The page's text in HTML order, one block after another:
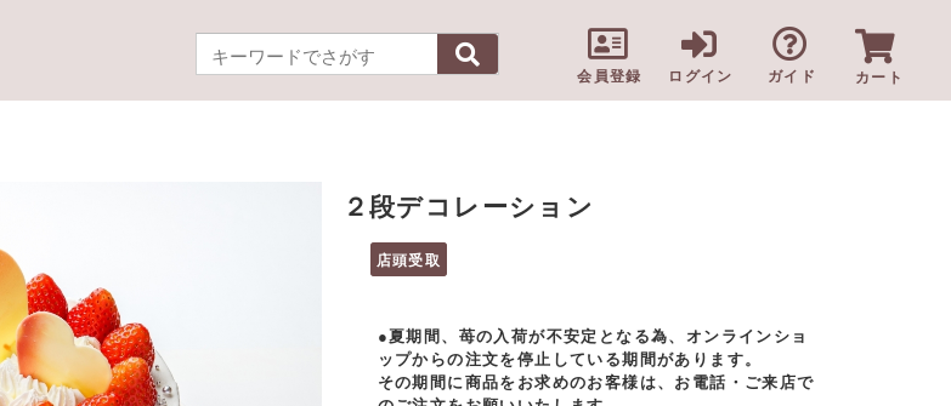
会員登録 ログイン ガイド カート
２段デコレーション
店頭受取
●夏期間、苺の入荷が不安定となる為、オンラインショ
ップからの注文を停止している期間があります。
その期間に商品をお求めのお客様は、お電話・ご来店で